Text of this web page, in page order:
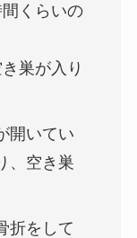
くらいの
巣が入り
開いてい
、空き巣
折をして